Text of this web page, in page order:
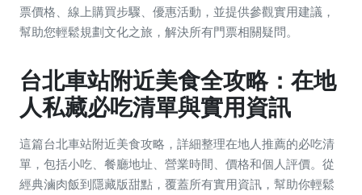
票價格、線上購買步驟、優惠活動，並提供參觀實用建議，
幫助您輕鬆規劃文化之旅，解決所有門票相關疑問。
台北車站附近美食全攻略：在地
人私藏必吃清單與實用資訊
這篇台北車站附近美食攻略，詳細整理在地人推薦的必吃清
單，包括小吃、餐廳地址、營業時間、價格和個人評價。從
經典滷肉飯到隱藏版甜點，覆蓋所有實用資訊，幫助你輕鬆